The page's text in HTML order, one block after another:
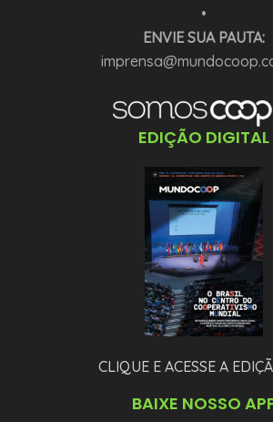
•
ENVIE SUA PAUTA:
EDIÇÃO DIGITAL
CLIQUE E ACESSE A
BAIXE NOSSO